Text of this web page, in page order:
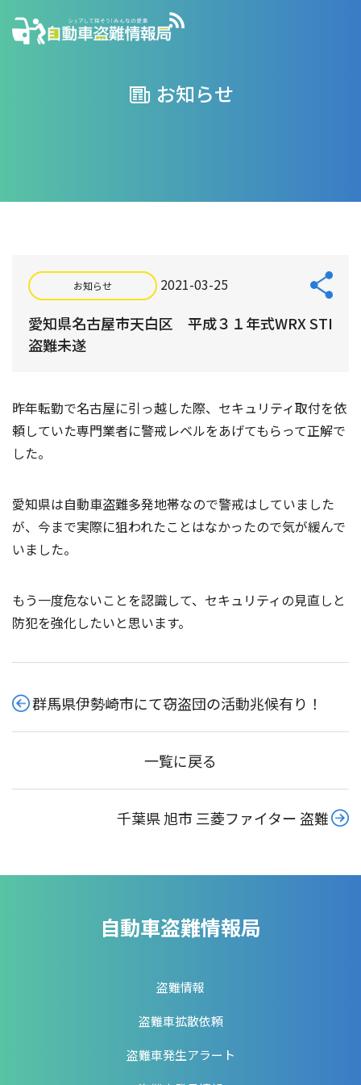
お知らせ
お知らせ 2021-03-25
愛知県名古屋市天白区 平成３１年式WRX STI
盗難未遂
昨年転勤で名古屋に引っ越した際、セキュリティ取付を依
頼していた専門業者に警戒レベルをあげてもらって正解で
した。
愛知県は自動車盗難多発地帯なので警戒はしていました
が、今まで実際に狙われたことはなかったので気が緩んで
いました。
もう一度危ないことを認識して、セキュリティの見直しと
防犯を強化したいと思います。
群馬県伊勢崎市にて窃盗団の活動兆候有り！
一覧に戻る
千葉県 旭市 三菱ファイター 盗難
自動車盗難情報局
盗難情報
盗難車拡散依頼
盗難車発生アラート